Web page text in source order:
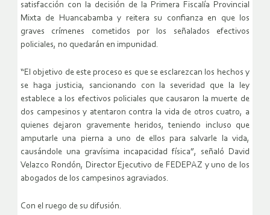
satisfacción con la decisión de la Primera Fiscalía Provincial
Mixta de Huancabamba y reitera su confianza en que los
graves crímenes cometidos por los señalados efectivos
policiales, no quedarán en impunidad.
“El objetivo de este proceso es que se esclarezcan los hechos y
se haga justicia, sancionando con la severidad que la ley
establece a los efectivos policiales que causaron la muerte de
dos campesinos y atentaron contra la vida de otros cuatro, a
quienes dejaron gravemente heridos, teniendo incluso que
amputarle una pierna a uno de ellos para salvarle la vida,
causándole una gravísima incapacidad física”, señaló David
Velazco Rondón, Director Ejecutivo de FEDEPAZ y uno de los
abogados de los campesinos agraviados.
Con el ruego de su difusión.